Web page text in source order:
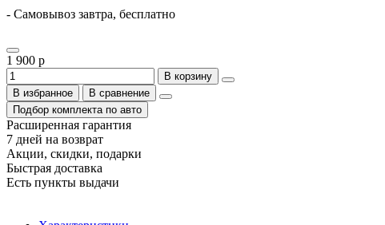
- Самовывоз завтра, бесплатно
1 900 р
В корзину
В избранное
В сравнение
Подбор комплекта по авто
Расширенная гарантия
7 дней на возврат
Акции, скидки, подарки
Быстрая доставка
Есть пункты выдачи